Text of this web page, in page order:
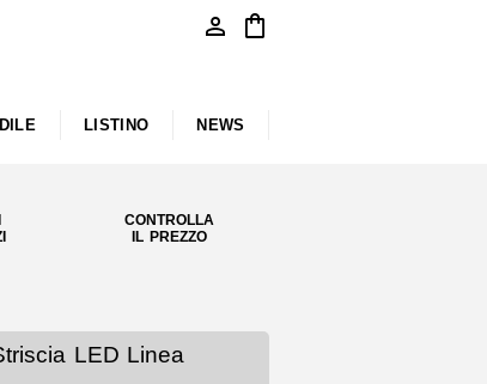
person shopping_bag
LISTINO NEWS
CONTROLLA
IL PREZZO
LED Linea